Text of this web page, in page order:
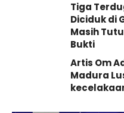
Tiga
Diciduk di
Masih
Bukti
Artis Om
Madura